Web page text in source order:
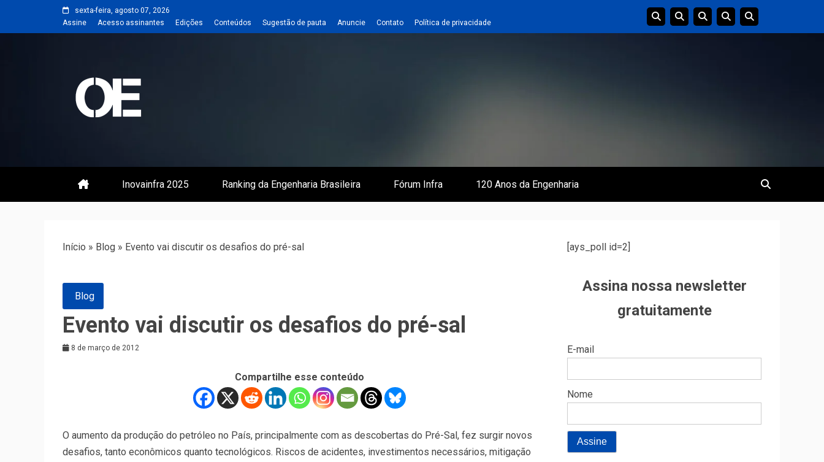
sexta-feira, agosto 07, 2026
Assine
Acesso assinantes Edições Conteúdos Sugestão de pauta Anuncie Contato Política de privacidade
Revista | O Empreiteiro
Inovainfra 2025 Ranking da Engenharia Brasileira Fórum Infra 120 Anos da Engenharia
Início » Blog » Evento vai discutir os desafios do pré-sal
Blog
Evento vai discutir os desafios do pré-sal
8 de março de 2012
Compartilhe esse conteúdo
O aumento da produção do petróleo no País, principalmente com as descobertas do Pré-Sal, fez surgir novos
desafios, tanto econômicos quanto tecnológicos. Riscos de acidentes, investimentos necessários, mitigação
[ays_poll id=2]
Assina nossa newsletter
gratuitamente
E-mail
Nome